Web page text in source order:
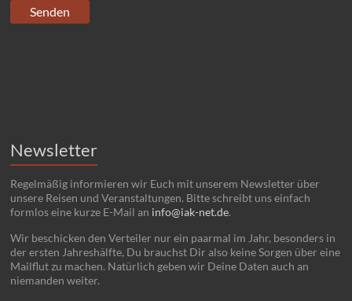
Newsletter
Regelmäßig informieren wir Euch mit unserem Newsletter über
unsere Reisen und Veranstaltungen. Bitte schreibt uns einfach
formlos eine kurze E-Mail an info@iak-net.de.
Wir beschicken den Verteiler nur ein paarmal im Jahr, besonders in
der ersten Jahreshälfte, Du brauchst Dir also keine Sorgen über eine
Mailflut zu machen. Natürlich geben wir Deine Daten auch an
niemanden weiter.